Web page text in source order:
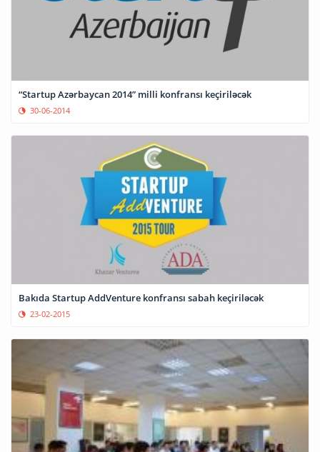
“Startup Azərbaycan 2014” milli konfransı keçiriləcək
30-06-2014
Bakıda Startup AddVenture konfransı sabah keçiriləcək
23-02-2015